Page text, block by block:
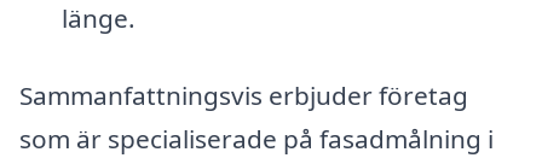
länge.
Sammanfattningsvis erbjuder företag
som är specialiserade på fasadmålning i